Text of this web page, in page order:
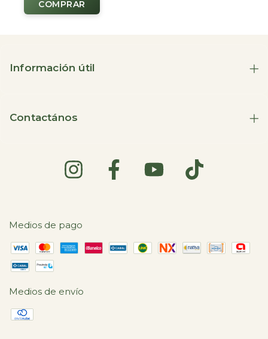
Información útil
Contactános
Medios de pago
Medios de envío